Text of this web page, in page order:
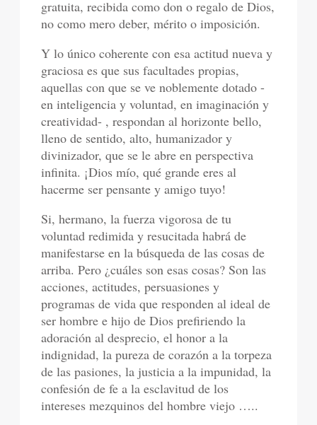
gratuita, recibida como don o regalo de Dios,
no como mero deber, mérito o imposición.
Y lo único coherente con esa actitud nueva y
graciosa es que sus facultades propias,
aquellas con que se ve noblemente dotado -
en inteligencia y voluntad, en imaginación y
creatividad- , respondan al horizonte bello,
lleno de sentido, alto, humanizador y
divinizador, que se le abre en perspectiva
infinita. ¡Dios mío, qué grande eres al
hacerme ser pensante y amigo tuyo!
Si, hermano, la fuerza vigorosa de tu
voluntad redimida y resucitada habrá de
manifestarse en la búsqueda de las cosas de
arriba. Pero ¿cuáles son esas cosas? Son las
acciones, actitudes, persuasiones y
programas de vida que responden al ideal de
ser hombre e hijo de Dios prefiriendo la
adoración al desprecio, el honor a la
indignidad, la pureza de corazón a la torpeza
de las pasiones, la justicia a la impunidad, la
confesión de fe a la esclavitud de los
intereses mezquinos del hombre viejo …..